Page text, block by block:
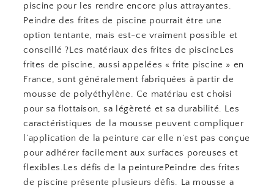
piscine pour les rendre encore plus attrayantes.
Peindre des frites de piscine pourrait être une
option tentante, mais est-ce vraiment possible et
conseillé ?Les matériaux des frites de piscineLes
frites de piscine, aussi appelées « frite piscine » en
France, sont généralement fabriquées à partir de
mousse de polyéthylène. Ce matériau est choisi
pour sa flottaison, sa légèreté et sa durabilité. Les
caractéristiques de la mousse peuvent compliquer
l’application de la peinture car elle n’est pas conçue
pour adhérer facilement aux surfaces poreuses et
flexibles.Les défis de la peinturePeindre des frites
de piscine présente plusieurs défis. La mousse a